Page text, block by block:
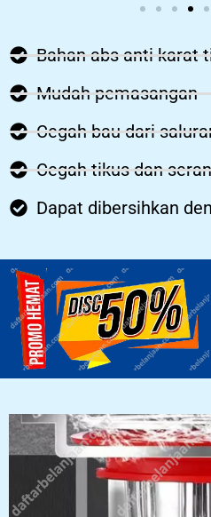
Bahan abs anti karat
Mudah pemasangan
Cegah bau dari
Cegah tikus dan
Dapat dibersihkan